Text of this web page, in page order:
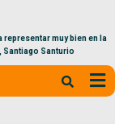
muy bien en la
Santurio